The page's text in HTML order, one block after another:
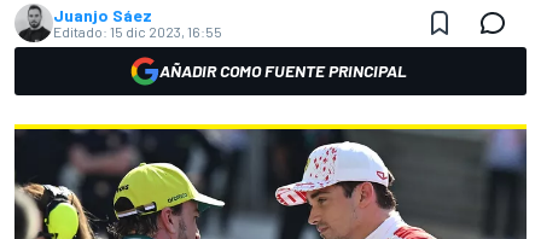
Juanjo Sáez
Editado: 15 dic 2023, 16:55
AÑADIR COMO FUENTE PRINCIPAL